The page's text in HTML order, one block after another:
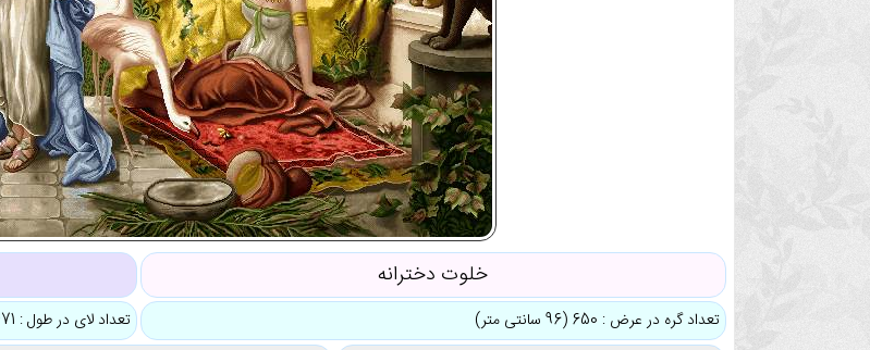
خلوت دخترانه
تعداد گره در عرض : 650 (96 سانتی متر)
تعداد لای در طول : 471 (70 سانتی متر)